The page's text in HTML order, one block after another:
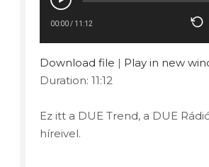
00:00/ 11:12
Download file | Play in new
Duration: 11:12
Ez itt a DUE Trend, a DUE
híreivel.